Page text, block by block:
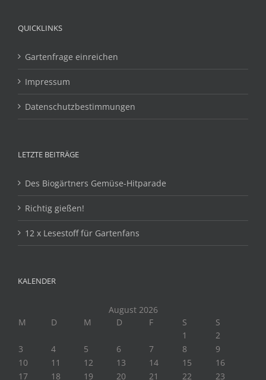
QUICKLINKS
Gartenfrage einreichen
Impressum
Datenschutzbestimmungen
LETZTE BEITRÄGE
Des Biogärtners Gemüse-Hitparade
Richtig gießen!
12 x Lesestoff für Gartenfans
KALENDER
August 2026
M
D M D F S
S
1
2
3
4 5 6 7 8
9
10
11 12 13 14 15
16
17
18 19 20 21 22 23